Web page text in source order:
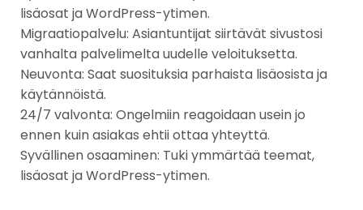
lisäosat ja WordPress-ytimen.
Migraatiopalvelu: Asiantuntijat siirtävät sivustosi
vanhalta palvelimelta uudelle veloituksetta.
Neuvonta: Saat suosituksia parhaista lisäosista ja
käytännöistä.
24/7 valvonta: Ongelmiin reagoidaan usein jo
ennen kuin asiakas ehtii ottaa yhteyttä.
Syvällinen osaaminen: Tuki ymmärtää teemat,
lisäosat ja WordPress-ytimen.